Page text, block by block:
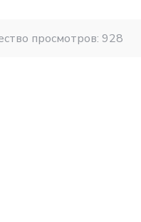
просмотров: 928